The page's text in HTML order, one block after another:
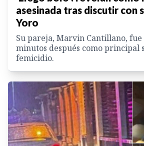
asesinada tras discutir con
Yoro
Su pareja, Marvin Cantillano,
minutos después como principal
femicidio.